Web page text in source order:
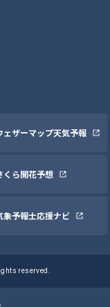
ェザーマップ天気予報
くら開花予想
象予報士応援ナビ
reserved.